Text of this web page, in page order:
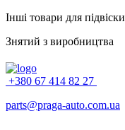
Інші товари для підвіски
Знятий з виробництва
+380 67 414 82 27
parts@praga-auto.com.ua